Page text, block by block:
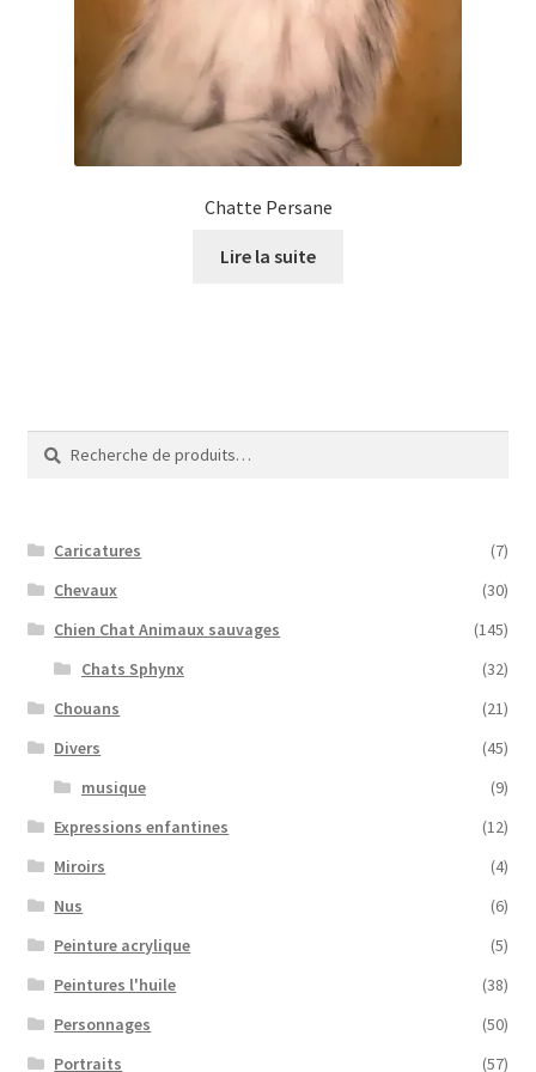
WPMS HTML Sitemap
Chatte Persane
Lire la suite
Recherche
pour :
Recherche
Caricatures
(7)
Chevaux
(30)
Chien Chat Animaux sauvages
(145)
Chats Sphynx
(32)
Chouans
(21)
Divers
(45)
musique
(9)
Expressions enfantines
(12)
Miroirs
(4)
Nus
(6)
Peinture acrylique
(5)
Peintures l'huile
(38)
Personnages
(50)
Portraits
(57)